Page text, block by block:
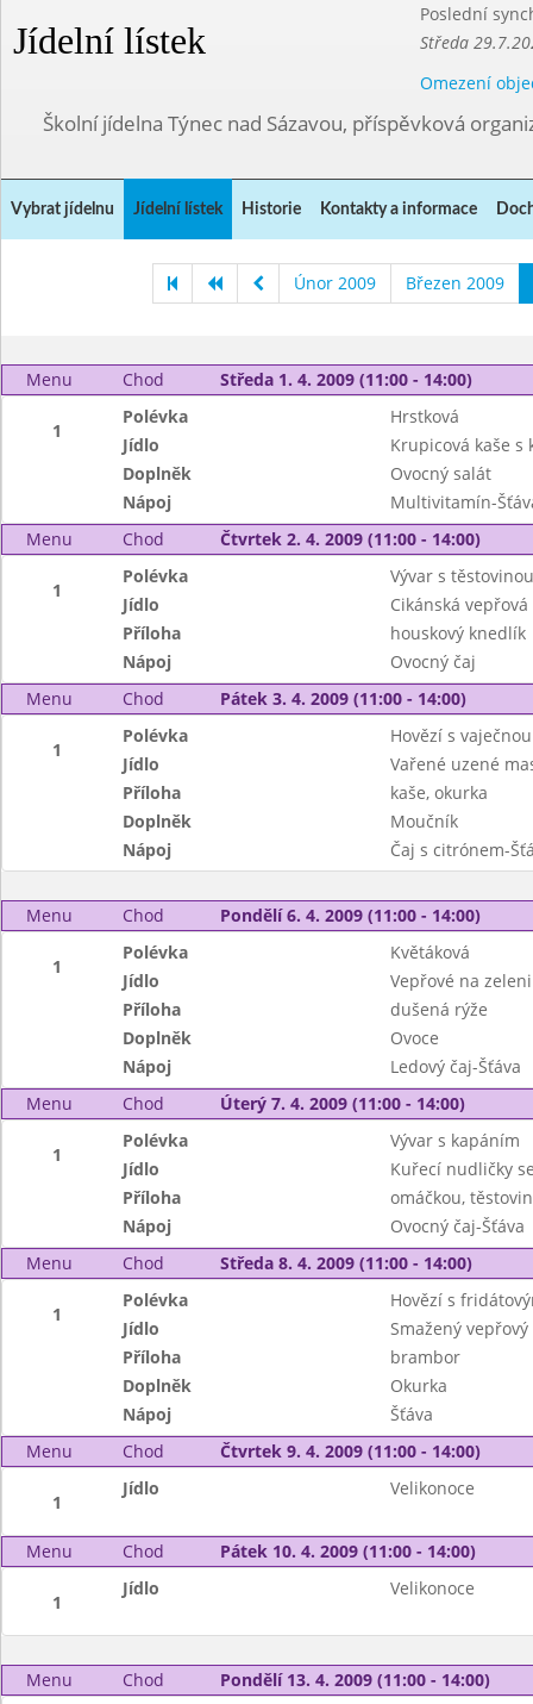
Jídelní lístek
Poslední
Středa
Omezení
Školní jídelna Týnec nad Sázavou, příspěvková
Vybrat jídelnu Jídelní lístek Historie Kontakty a informace
Únor 2009 Březen 2009
Menu Chod Středa 1. 4. 2009 (11:00 - 14:00)
1
Polévka
Hrstková
Jídlo
Krupicová kaše s
Doplněk
Ovocný salát
Nápoj
Multivitamín-
Menu
Chod Čtvrtek 2. 4. 2009 (11:00 - 14:00)
1
Polévka
Vývar s těstovinou
Jídlo
Cikánská
Příloha
houskový knedlík
Nápoj
Ovocný čaj
Menu
Chod Pátek 3. 4. 2009 (11:00 - 14:00)
1
Polévka
Hovězí s
Jídlo
Vařené uzené
Příloha
kaše, okurka
Doplněk
Moučník
Nápoj
Čaj s citrónem-
Menu Chod Pondělí 6. 4. 2009 (11:00 - 14:00)
1
Polévka
Květáková
Jídlo
Vepřové na
Příloha
dušená rýže
Doplněk
Ovoce
Nápoj
Ledový čaj-Šťáva
Menu
Chod Úterý 7. 4. 2009 (11:00 - 14:00)
1
Polévka
Vývar s kapáním
Jídlo
Kuřecí nudličky
Příloha
omáčkou,
Nápoj
Ovocný čaj-Šťáva
Menu
Chod Středa 8. 4. 2009 (11:00 - 14:00)
1
Polévka
Hovězí s
Jídlo
Smažený vepřový
Příloha
brambor
Doplněk
Okurka
Nápoj
Šťáva
Menu
Chod Čtvrtek 9. 4. 2009 (11:00 - 14:00)
1
Jídlo Velikonoce
Menu Chod Pátek 10. 4. 2009 (11:00 - 14:00)
1
Jídlo Velikonoce
Menu Chod Pondělí 13. 4. 2009 (11:00 - 14:00)